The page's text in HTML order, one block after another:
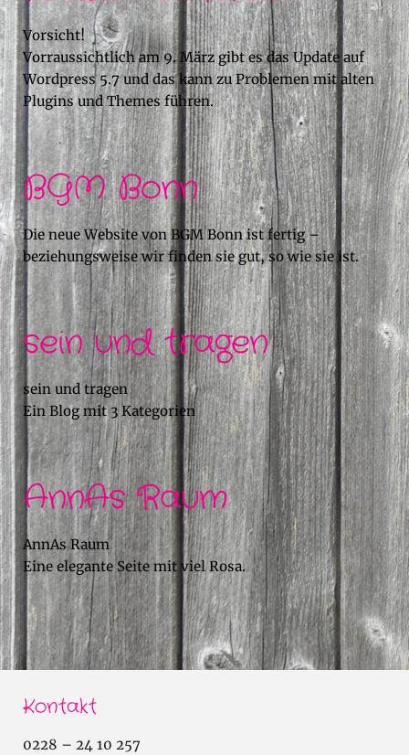
Vorsicht!
Vorraussichtlich am 9. März gibt es das Update auf
Wordpress 5.7 und das kann zu Problemen mit alten
Plugins und Themes führen.
BGM Bonn
Die neue Website von BGM Bonn ist fertig –
beziehungsweise wir finden sie gut, so wie sie ist.
sein und tragen
sein und tragen
Ein Blog mit 3 Kategorien
AnnAs Raum
AnnAs Raum
Eine elegante Seite mit viel Rosa.
Kontakt
0228 – 24 10 257